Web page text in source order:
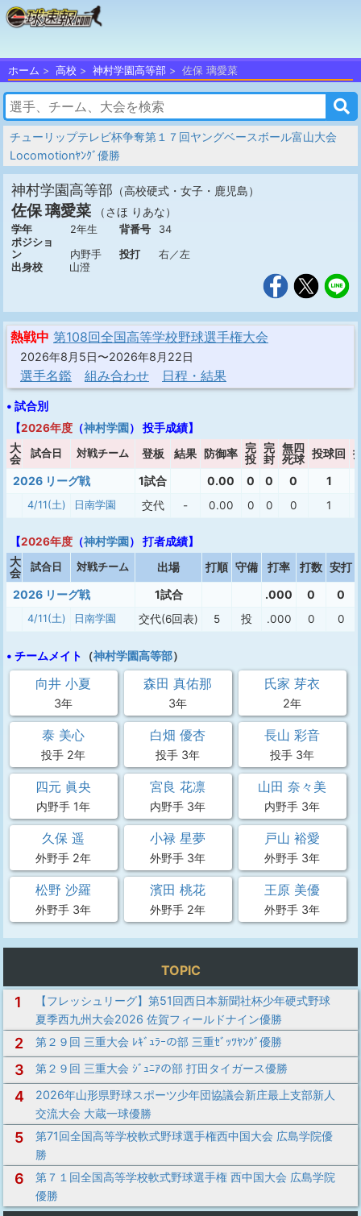
ホーム 高校 神村学園高等部 佐保 璃愛菜
チューリップテレビ杯争奪第１７回ヤングベースボール富山大会
Locomotionﾔﾝｸﾞ優勝
神村学園高等部 （高校硬式・女子・鹿児島）
佐保 璃愛菜 （さほ りあな）
学年 2年生 背番号
34
ポジショ
ン
内野手 投打
右／左
出身校
山澄
熱戦中 第108回全国高等学校野球選手権大会
2026年8月5日〜2026年8月22日
選手名鑑 組み合わせ 日程・結果
• 試合別
【2026年度 （神村学園 ） 投手成績】
大
会
試合日 対戦チーム 登板 結果 防御率
完
投
完
封
無四
死球 投球回
2026 リーグ戦 1試合 0.00 0 0 0 1
4/11(土) 日南学園 交代 - 0.00 0 0 0 1
【2026年度 （神村学園 ） 打者成績】
大
会
試合日 対戦チーム 出場 打順 守備 打率 打数 安打
2026 リーグ戦 1試合 .000 0 0
4/11(土) 日南学園 交代(6回表) 5 投 .000 0 0
• チームメイト （神村学園高等部）
向井 小夏
3年
森田 真佑那
3年
氏家 芽衣
2年
泰 美心
投手 2年
白畑 優杏
投手 3年
長山 彩音
投手 3年
四元 眞央
内野手 1年
宮良 花凛
内野手 3年
山田 奈々美
内野手 3年
久保 遥
外野手 2年
小禄 星夢
外野手 3年
戸山 裕愛
外野手 3年
松野 沙羅
外野手 3年
濱田 桃花
外野手 2年
王原 美優
外野手 3年
TOPIC
1
【フレッシュリーグ】第51回西日本新聞社杯少年硬式野球
夏季西九州大会2026 佐賀フィールドナイン優勝
2 第２９回 三重大会 ﾚｷﾞｭﾗｰの部 三重ｾﾞｯﾂﾔﾝｸﾞ優勝
3 第２９回 三重大会 ｼﾞｭﾆｱの部 打田タイガース優勝
4
2026年山形県野球スポーツ少年団協議会新庄最上支部新人
交流大会 大蔵一球優勝
5
第71回全国高等学校軟式野球選手権西中国大会 広島学院優
勝
6
第７１回全国高等学校軟式野球選手権 西中国大会 広島学院
優勝